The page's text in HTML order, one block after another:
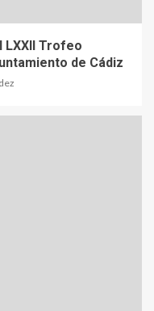
LXXII Trofeo
de Cádiz